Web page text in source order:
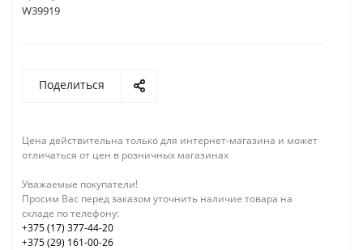
W39919
Поделиться
Цена действительна только для интернет-магазина и может
отличаться от цен в розничных магазинах
Уважаемые покупатели!
Просим Вас перед заказом уточнить наличие товара на
складе по телефону:
+375 (17) 377-44-20
+375 (29) 161-00-26